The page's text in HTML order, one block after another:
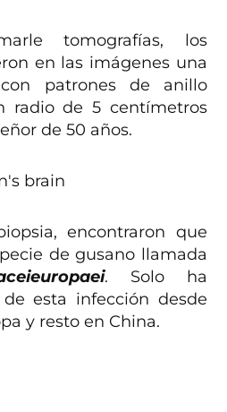
tomografías, los
en las imágenes una
patrones de anillo
radio de 5 centímetros
de 50 años.
encontraron que
de gusano llamada
. Solo ha
esta infección desde
y resto en China.